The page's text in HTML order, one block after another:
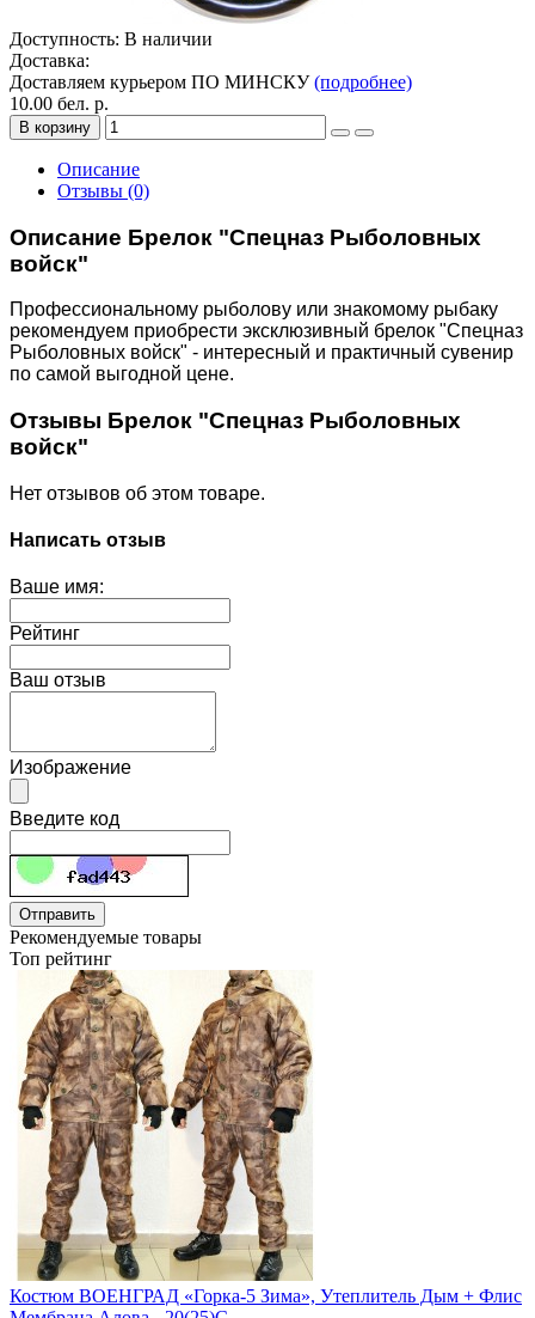
Доступность: В наличии
Доставка:
Доставляем курьером ПО МИНСКУ(подробнее)
10.00 бел. р.
В корзину
Описание
Отзывы (0)
Описание Брелок "Спецназ Рыболовных
войск"
Профессиональному рыболову или знакомому рыбаку
рекомендуем приобрести эксклюзивный брелок "Спецназ
Рыболовных войск" - интересный и практичный сувенир
по самой выгодной цене.
Отзывы Брелок "Спецназ Рыболовных
войск"
Нет отзывов об этом товаре.
Написать отзыв
Ваше имя:
Рейтинг
Ваш отзыв
Изображение
Введите код
Отправить
Рекомендуемые товары
Топ рейтинг
Костюм ВОЕНГРАД «Горка-5 Зима», Утеплитель Дым + Флис